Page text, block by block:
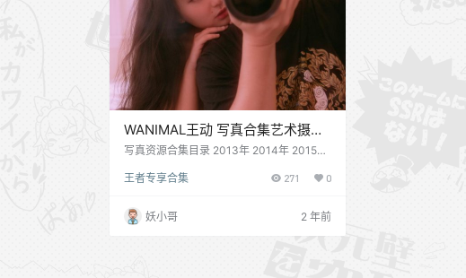
WANIMAL王动 写真合集艺术摄影
[15580P][75GB]
写真资源合集目录 2013年 2014年 2015年
82P24V2.54G) Vimeo 法拉利女孩 拍立得
AL王动 2016年02月作品集 WANIMAL王动
2016年03月作品集 WANIMAL王动 2016年
04月作品集 WANIMAL王动 2016年05月作
王者专享合集 271 0
妖小哥 2 年前